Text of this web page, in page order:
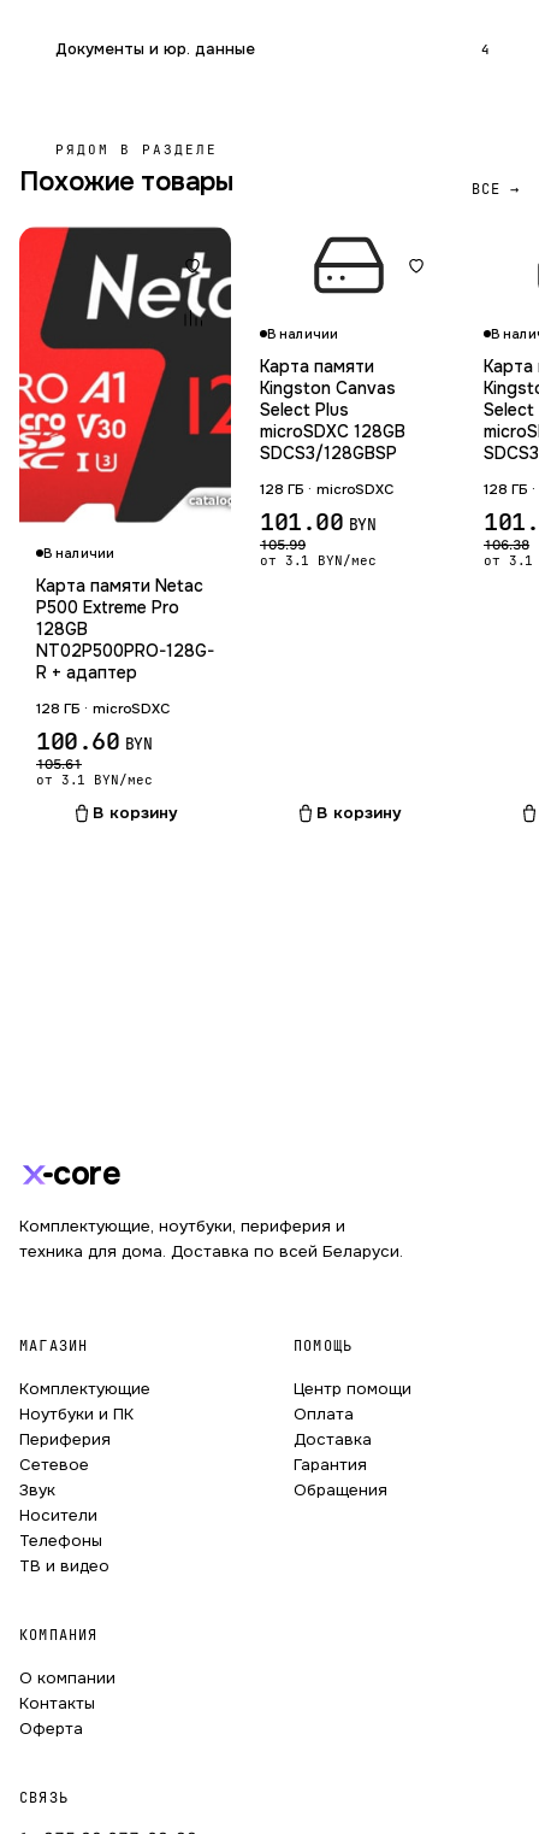
Документы и юр. данные 4
РЯДОМ В РАЗДЕЛЕ
Похожие товары ВСЕ →
Гарантия 12 мес.
В наличии
Карта памяти Netac
P500 Extreme Pro
128GB
NT02P500PRO-128G-
R + адаптер
128 ГБ · microSDXC
100.60 BYN
105.61
от 3.1 BYN/мес
В корзину
В наличии
Карта памяти
Kingston Canvas
Select Plus
microSDXC 128GB
SDCS3/128GBSP
128 ГБ · microSDXC
101.00 BYN
105.99
от 3.1 BYN/мес
В корзину
В
Карта
Select
128 ГБ
106.38
от 3.1
core
Комплектующие, ноутбуки, периферия и
техника для дома. Доставка по всей Беларуси.
МАГАЗИН
Комплектующие
Ноутбуки и ПК
Периферия
Сетевое
Звук
Носители
Телефоны
ТВ и видео
ПОМОЩЬ
Центр помощи
Оплата
Доставка
Гарантия
Обращения
КОМПАНИЯ
О компании
Контакты
Оферта
СВЯЗЬ